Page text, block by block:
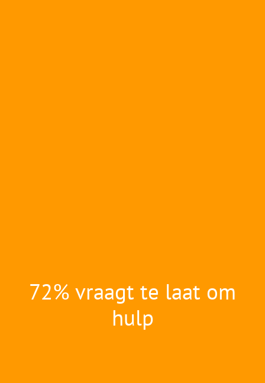
72% vraagt te laat om
hulp